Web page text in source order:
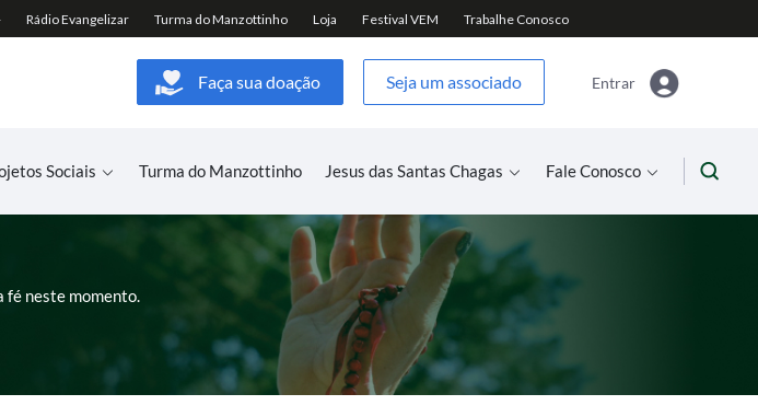
Faça sua doação Seja um associado Entrar
Sociais Turma do Manzottinho Jesus das Santas Chagas Fale Conosco
fé neste momento.